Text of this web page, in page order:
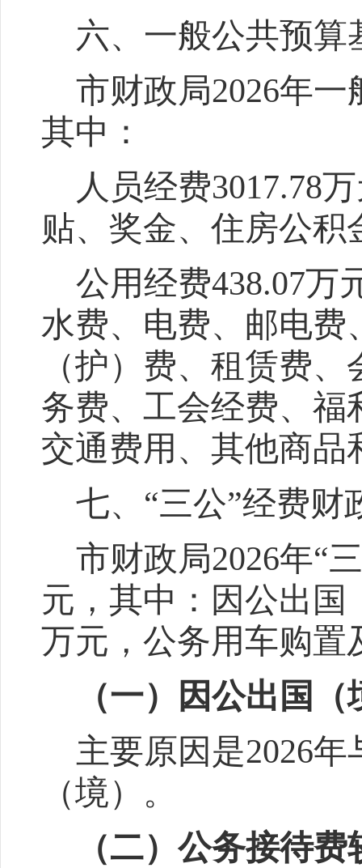
六、一般公共预算
市财政局2026年一
其中：
人员经费3017.78
贴、奖金、 住房公积
公用经费438.07万
水费、电费、邮电费
（护）费、租赁费
务费、工会经费、福
交通费用、其他商品
七、 “三公”经费财
市财政局2026年“
元，其中：因公出国
万元，公务用车购置
（一）因公出国
主要原因是2026年
（境） 。
（二）公务接待费